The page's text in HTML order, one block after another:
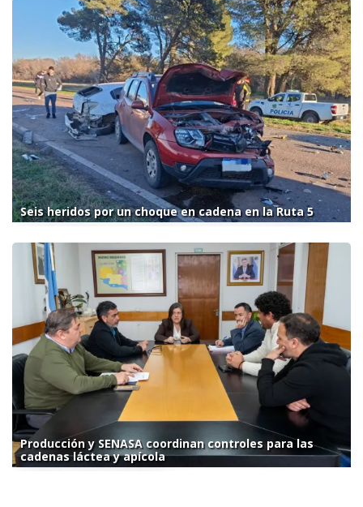
Seis heridos por un choque en cadena en la Ruta 5
Producción y SENASA coordinan controles para las
cadenas láctea y apícola